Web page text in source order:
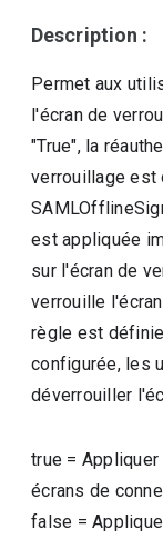
Description :
Permet aux
l'écran de
"True", la
verrouillage est
est appliquée
sur l'écran de
verrouille
règle est
configurée, les
déverrouiller
true =
écrans de
false =